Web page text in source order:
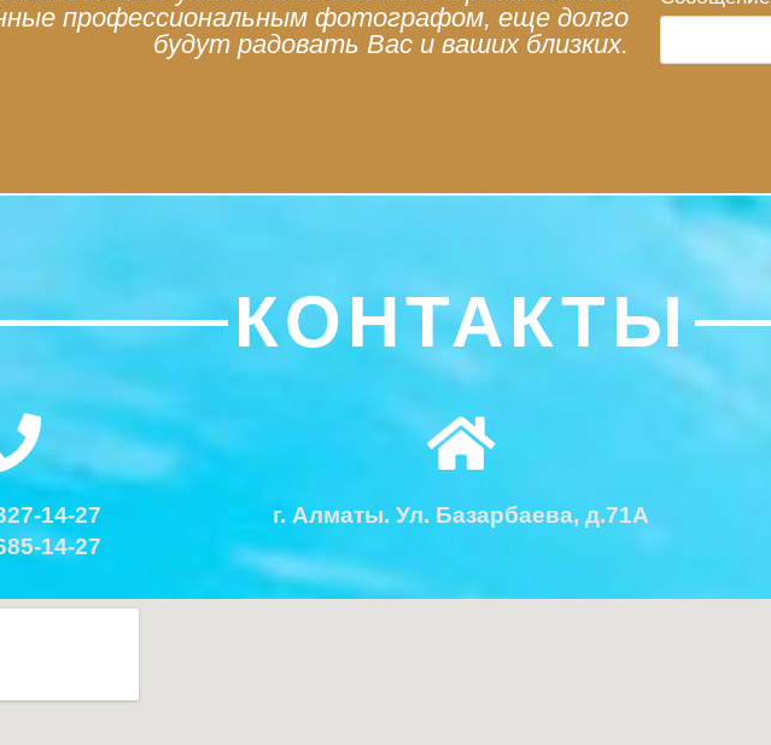
профессиональным фотографом, еще долго
будут радовать Вас и ваших близких.
КОНТАКТЫ
14-27
14-27
г. Алматы. Ул. Базарбаева, д.71А